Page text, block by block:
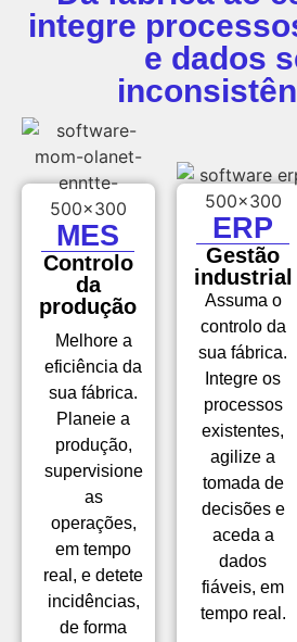
integre
e dados
MES
Controlo
da
produção
Melhore a
eficiência da
sua fábrica.
Planeie a
produção,
supervisione
as
operações,
em tempo
real, e detete
incidências,
de forma
ERP
Gestão
industrial
Assuma o
controlo da
sua fábrica.
Integre os
processos
existentes,
agilize a
tomada de
decisões e
aceda a
dados
fiáveis, em
tempo real.